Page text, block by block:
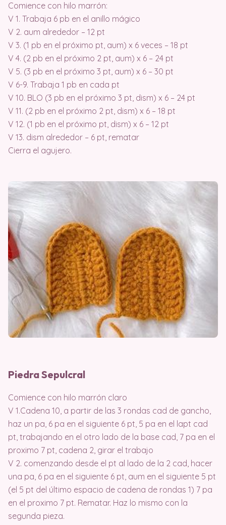
Comience con hilo marrón:
V 1. Trabaja 6 pb en el anillo mágico
V 2. aum alrededor – 12 pt
V 3. (1 pb en el próximo pt, aum) x 6 veces – 18 pt
V 4. (2 pb en el próximo 2 pt, aum) x 6 – 24 pt
V 5. (3 pb en el próximo 3 pt, aum) x 6 – 30 pt
V 6-9. Trabaja 1 pb en cada pt
V 10. BLO (3 pb en el próximo 3 pt, dism) x 6 – 24 pt
V 11. (2 pb en el próximo 2 pt, dism) x 6 – 18 pt
V 12. (1 pb en el próximo pt, dism) x 6 – 12 pt
V 13. dism alrededor – 6 pt, rematar
Cierra el agujero.
Piedra Sepulcral
Comience con hilo marrón claro
V 1.Cadena 10, a partir de las 3 rondas cad de gancho,
haz un pa, 6 pa en el siguiente 6 pt, 5 pa en el lapt cad
pt, trabajando en el otro lado de la base cad, 7 pa en el
proximo 7 pt, cadena 2, girar el trabajo
V 2. comenzando desde el pt al lado de la 2 cad, hacer
una pa, 6 pa en el siguiente 6 pt, aum en el siguiente 5 pt
(el 5 pt del último espacio de cadena de rondas 1) 7 pa
en el proximo 7 pt. Rematar. Haz lo mismo con la
segunda pieza.